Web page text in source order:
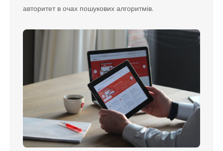
авторитет в очах пошукових алгоритмів.